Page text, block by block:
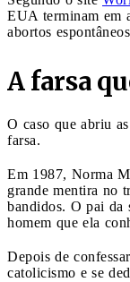
EUA terminam em
abortos
A farsa
O caso que abriu
farsa.
Em 1987, Norma
grande mentira no
bandidos. O pai da
homem que ela
Depois de
catolicismo e se